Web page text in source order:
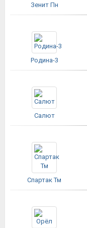
Зенит Пн
Родина-3
Салют
Спартак Тм